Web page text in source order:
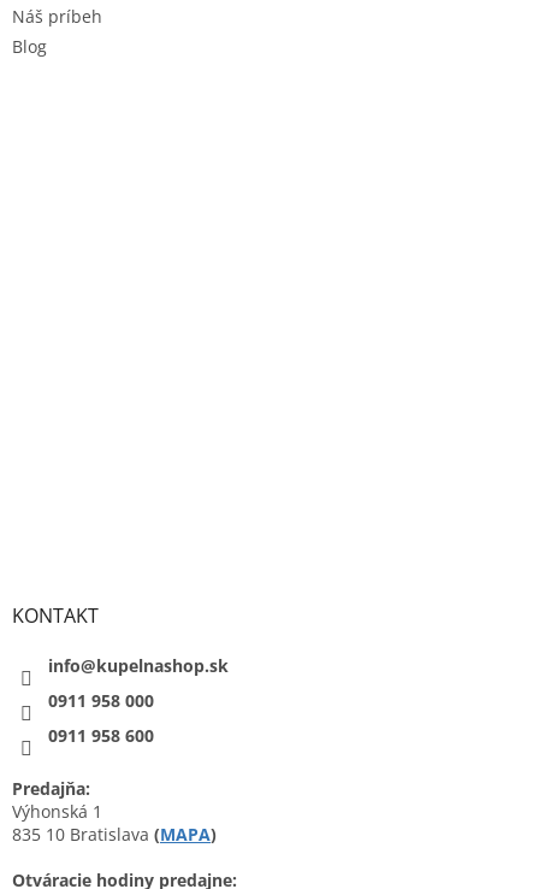
Náš príbeh
Blog
KONTAKT
info@kupelnashop.sk
0911 958 000
0911 958 600
Predajňa:
Výhonská 1
835 10 Bratislava (MAPA)
Otváracie hodiny predajne: